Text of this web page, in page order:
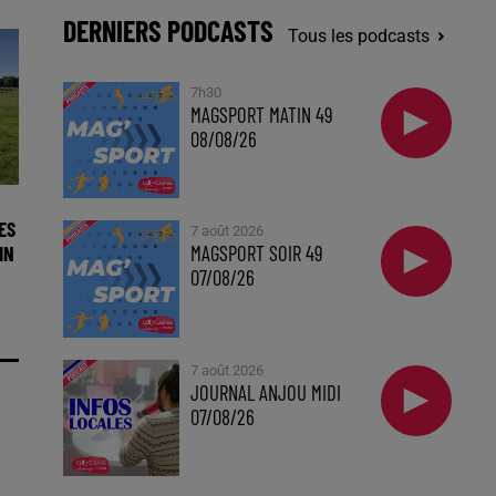
DERNIERS PODCASTS Tous les podcasts
7h30
MAGSPORT MATIN 49
08/08/26
7 août 2026
MAGSPORT SOIR 49
07/08/26
7 août 2026
JOURNAL ANJOU MIDI
07/08/26